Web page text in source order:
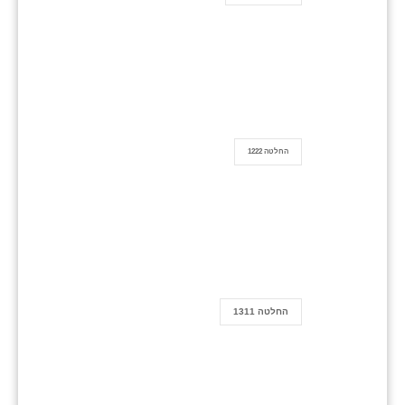
החלטה 1222
החלטה 1311